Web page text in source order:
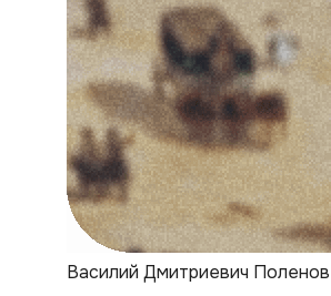
Василий Дмитриевич Поленов